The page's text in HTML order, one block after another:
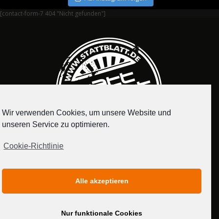
[contact-form-7 404 "Nicht gefunden"]
MEDIADATEN
Wir verwenden Cookies, um unsere Website und
unseren Service zu optimieren.
Cookie-Richtlinie
Alle akzeptieren
Nur funktionale Cookies